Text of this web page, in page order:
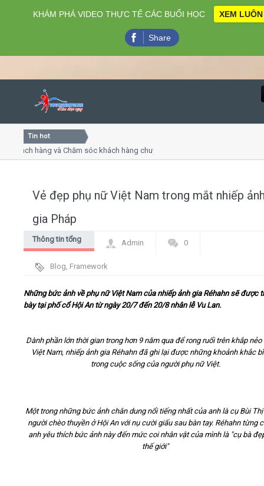
Close
Home
Video
Liên hệ - Đăng ký
Tìm kiếm
Tin hot
hàng và Chăm sóc khách hàng chuyên nghiệp
Vẻ đẹp phụ nữ Việt Nam trong mắt nhiếp
gia Pháp
Thông tin tổng
Admin 0
Blog, Framework
Những bức ảnh về phụ nữ Việt Nam của nhiếp ảnh gia Réhahn sẽ được
bày tại phố cổ Hội An từ ngày 20/7 đến 20/8 nhân lễ Vu Lan.
Dành phần lớn thời gian trong hơn 9 năm qua để rong ruổi trên khắp
Việt Nam, nhiếp ảnh gia Réhahn đã ghi lại được những khoảnh khắc
trong cuộc sống của người phụ nữ Việt.
Một trong những bức ảnh chân dung nổi tiếng nhất của anh là cụ Bùi Thị
người chèo thuyền ở Hội An với nụ cười giấu sau bàn tay. Réhahn từng
anh yêu thích bức ảnh này đến mức coi nhân vật của mình là "cụ bà
thế giới"
KHÁM PHÁ VIDEO THỰC TẾ CÁC BUỔI HỌC XEM LUÔN
Share